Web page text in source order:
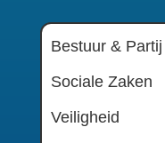
Bestuur & Partij
Sociale Zaken
Veiligheid